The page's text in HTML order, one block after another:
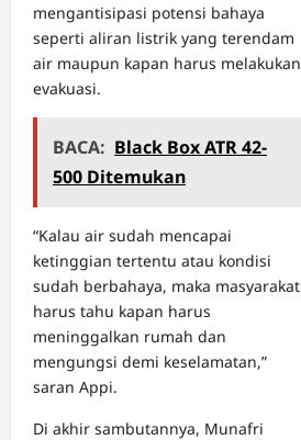
mengantisipasi potensi bahaya
seperti aliran listrik yang terendam
air maupun kapan harus melakukan
evakuasi.
BACA: Black Box ATR 42-
500 Ditemukan
“Kalau air sudah mencapai
ketinggian tertentu atau kondisi
sudah berbahaya, maka masyarakat
harus tahu kapan harus
meninggalkan rumah dan
mengungsi demi keselamatan,”
saran Appi.
Di akhir sambutannya, Munafri